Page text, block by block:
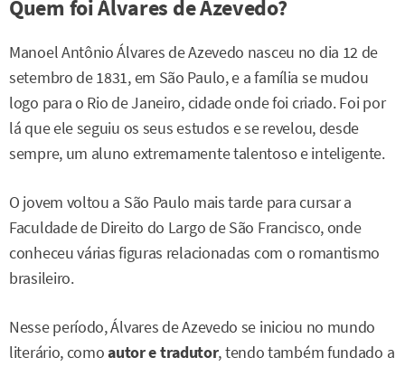
Quem foi Álvares de Azevedo?
Manoel Antônio Álvares de Azevedo nasceu no dia 12 de
setembro de 1831, em São Paulo, e a família se mudou
logo para o Rio de Janeiro, cidade onde foi criado. Foi por
lá que ele seguiu os seus estudos e se revelou, desde
sempre, um aluno extremamente talentoso e inteligente.
O jovem voltou a São Paulo mais tarde para cursar a
Faculdade de Direito do Largo de São Francisco, onde
conheceu várias figuras relacionadas com o romantismo
brasileiro.
Nesse período, Álvares de Azevedo se iniciou no mundo
literário, comoautor e tradutor, tendo também fundado a